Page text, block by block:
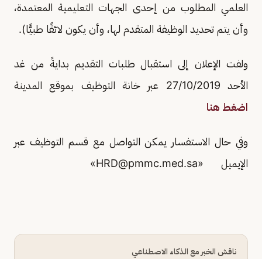
العلمي المطلوب من إحدى الجهات التعليمية المعتمدة،
وأن يتم تحديد الوظيفة المتقدم لها، وأن يكون لائقًا طبيًّا).
ولفت الإعلان إلى استقبال طلبات التقديم بدايةً من غد
الأحد 27/10/2019 عبر خانة التوظيف بموقع المدينة
اضغط هنا
وفي حال الاستفسار يمكن التواصل مع قسم التوظيف عبر
الإيميل «HRD@pmmc.med.sa
»
ناقش الخبر مع الذكاء الاصطناعي